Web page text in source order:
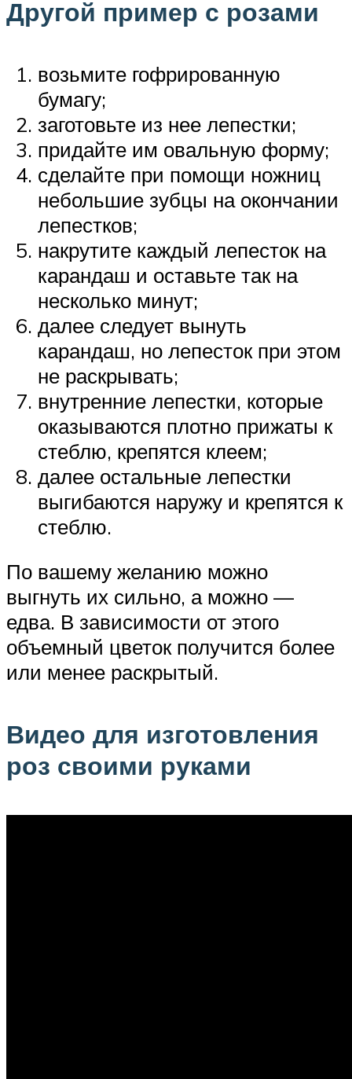
Другой пример с розами
возьмите гофрированную
бумагу;
заготовьте из нее лепестки;
придайте им овальную форму;
сделайте при помощи ножниц
небольшие зубцы на окончании
лепестков;
накрутите каждый лепесток на
карандаш и оставьте так на
несколько минут;
далее следует вынуть
карандаш, но лепесток при этом
не раскрывать;
внутренние лепестки, которые
оказываются плотно прижаты к
стеблю, крепятся клеем;
далее остальные лепестки
выгибаются наружу и крепятся к
стеблю.
По вашему желанию можно
выгнуть их сильно, а можно —
едва. В зависимости от этого
объемный цветок получится более
или менее раскрытый.
Видео для изготовления
роз своими руками